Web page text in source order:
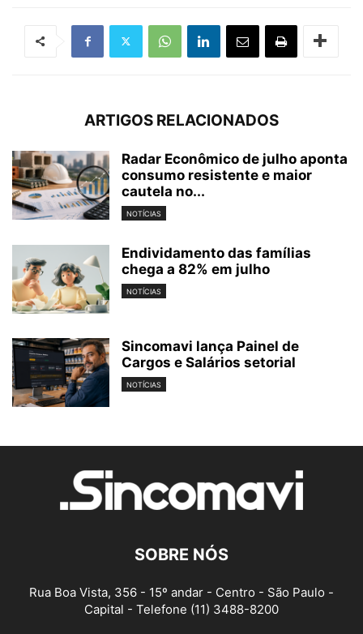
ARTIGOS RELACIONADOS
Radar Econômico de julho aponta
consumo resistente e maior
cautela no...
NOTÍCIAS
Endividamento das famílias
chega a 82% em julho
NOTÍCIAS
Sincomavi lança Painel de
Cargos e Salários setorial
NOTÍCIAS
SOBRE NÓS
Rua Boa Vista, 356 - 15º andar - Centro - São Paulo -
Capital - Telefone (11) 3488-8200